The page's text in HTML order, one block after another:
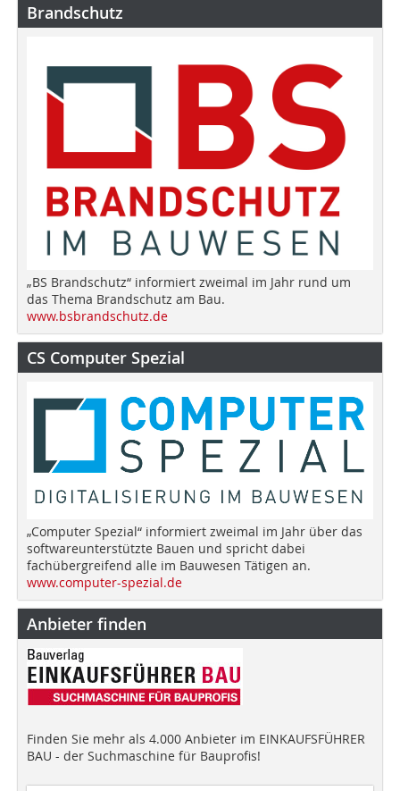
Brandschutz
„BS Brandschutz“ informiert zweimal im Jahr rund um
das Thema Brandschutz am Bau.
www.bsbrandschutz.de
CS Computer Spezial
„Computer Spezial“ informiert zweimal im Jahr über das
softwareunterstützte Bauen und spricht dabei
fachübergreifend alle im Bauwesen Tätigen an.
www.computer-spezial.de
Anbieter finden
Finden Sie mehr als 4.000 Anbieter im EINKAUFSFÜHRER
BAU - der Suchmaschine für Bauprofis!